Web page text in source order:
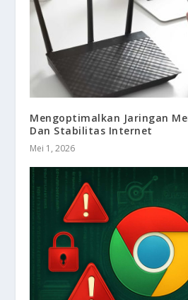
Mengoptimalkan Jaringan
Dan Stabilitas Internet
Mei 1, 2026